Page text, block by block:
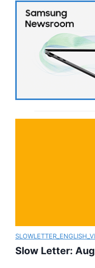
Slow Letter: